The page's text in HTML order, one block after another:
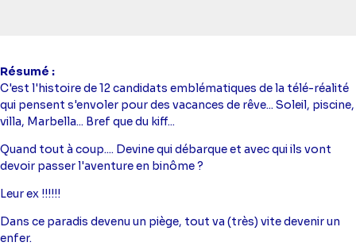
Résumé
C'est l'histoire de 12 candidats emblématiques de la télé-réalité
qui pensent s'envoler pour des vacances de rêve... Soleil, piscine,
villa, Marbella... Bref que du kiff...
Quand tout à coup.... Devine qui débarque et avec qui ils vont
devoir passer l'aventure en binôme ?
Leur ex !!!!!!
Dans ce paradis devenu un piège, tout va (très) vite devenir un
enfer.